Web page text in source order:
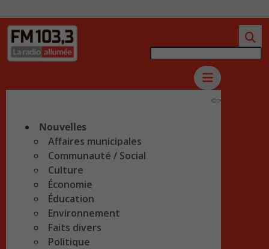
Nouvelles
Affaires municipales
Communauté / Social
Culture
Économie
Éducation
Environnement
Faits divers
Politique